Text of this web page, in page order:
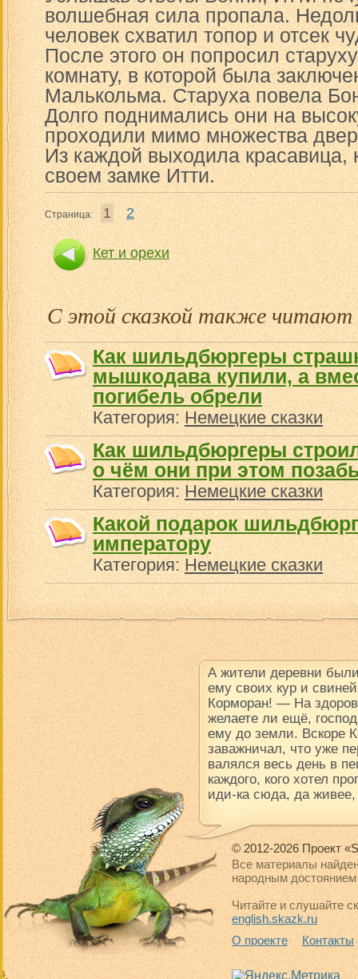
волшебная сила пропала.
человек схватил топор и отсек
После этого он попросил
комнату, в которой была
Малькольма. Старуха повела
Долго поднимались они на
проходили мимо множества
Из каждой выходила красавица,
своем замке Итти.
Страница: 1 2
Кет и орехи
С этой сказкой также читают
Как шильдбюргеры
мышкодава купили, а
погибель обрели
Категория:Немецкие сказки
Как шильдбюргеры
о чём они при этом
Категория:Немецкие сказки
Какой подарок
императору
Категория:Немецкие сказки
А жители деревни
ему своих кур и
Корморан! — На
желаете ли ещё,
ему до земли. Вскоре
заважничал, что уже
валялся весь день в
каждого, кого хотел
иди-ка сюда, да
© 2012-2026 Проект
Все материалы
народным достоянием
Читайте и слушайте
english.skazk.ru
О проекте
Контакты